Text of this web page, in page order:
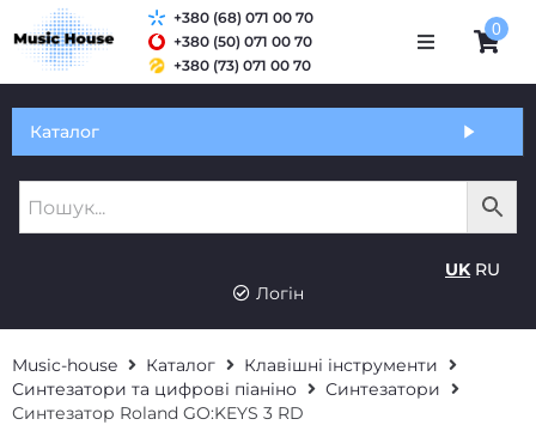
Оплата і доставка
+380 (68) 071 00 70
+380 (50) 071 00 70
+380 (73) 071 00 70
0
Каталог
UK RU
Логін
Music-house Каталог
Клавішні інструменти
Синтезатори та цифрові піаніно
Синтезатори
Синтезатор Roland GO:KEYS 3 RD